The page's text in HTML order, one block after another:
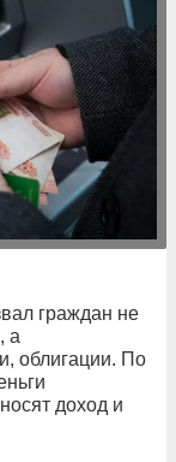
граждан не
а
облигации. По
доход и